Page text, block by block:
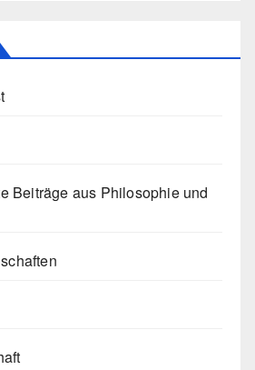
Beiträge aus Philosophie und